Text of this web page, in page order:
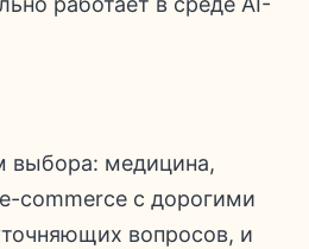
выбора: медицина,
commerce с дорогими
вопросов, и